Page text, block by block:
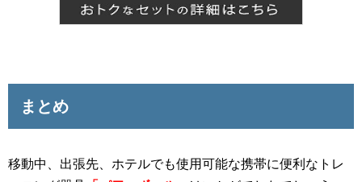
まとめ
移動中、出張先、ホテルでも使用可能な携帯に便利なトレ